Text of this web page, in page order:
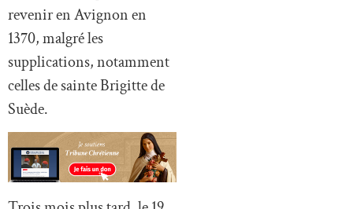
revenir en Avignon en
1370, malgré les
supplications, notamment
celles de sainte Brigitte de
Suède.